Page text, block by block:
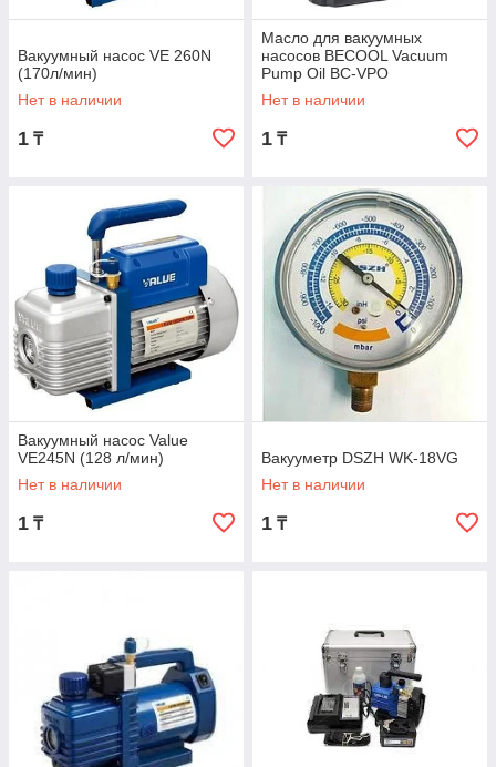
Вакуумный насос VE 260N
(170л/мин)
Нет в наличии
1 ₸
Масло для вакуумных
насосов BECOOL Vacuum
Pump Oil BC-VPO
Нет в наличии
1 ₸
Вакуумный насос Value
VE245N (128 л/мин)
Нет в наличии
1 ₸
Вакууметр DSZH WK-18VG
Нет в наличии
1 ₸